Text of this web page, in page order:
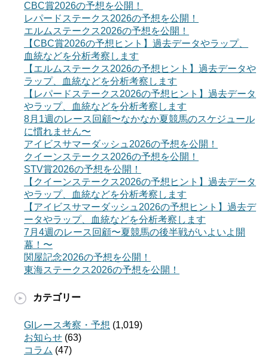
CBC賞2026の予想を公開！
レパードステークス2026の予想を公開！
エルムステークス2026の予想を公開！
【CBC賞2026の予想ヒント】過去データやラップ、
血統などを分析考察します
【エルムステークス2026の予想ヒント】過去データや
ラップ、血統などを分析考察します
【レパードステークス2026の予想ヒント】過去データ
やラップ、血統などを分析考察します
8月1週のレース回顧〜なかなか夏競馬のスケジュール
に慣れません〜
アイビスサマーダッシュ2026の予想を公開！
クイーンステークス2026の予想を公開！
STV賞2026の予想を公開！
【クイーンステークス2026の予想ヒント】過去データ
やラップ、血統などを分析考察します
【アイビスサマーダッシュ2026の予想ヒント】過去デ
ータやラップ、血統などを分析考察します
7月4週のレース回顧〜夏競馬の後半戦がいよいよ開
幕！〜
関屋記念2026の予想を公開！
東海ステークス2026の予想を公開！
カテゴリー
GIレース考察・予想 (1,019)
お知らせ (63)
コラム (47)